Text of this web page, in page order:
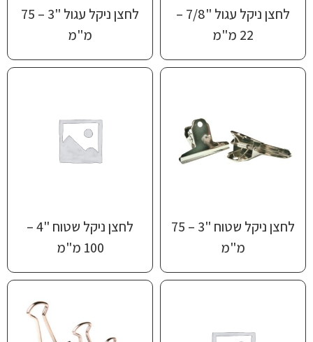
לחצן ניקל עגול "7/8 –
22 מ"מ
לחצן ניקל עגול "3 – 75
מ"מ
לחצן ניקל שטוח "3 – 75
מ"מ
לחצן ניקל שטוח "4 –
100 מ"מ